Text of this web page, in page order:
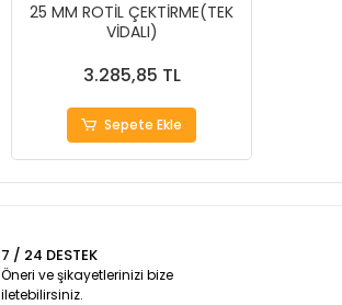
25 MM ROTİL ÇEKTİRME(TEK
VİDALI)
3.285,85 TL
Sepete Ekle
7 / 24 DESTEK
Öneri ve şikayetlerinizi bize
iletebilirsiniz.